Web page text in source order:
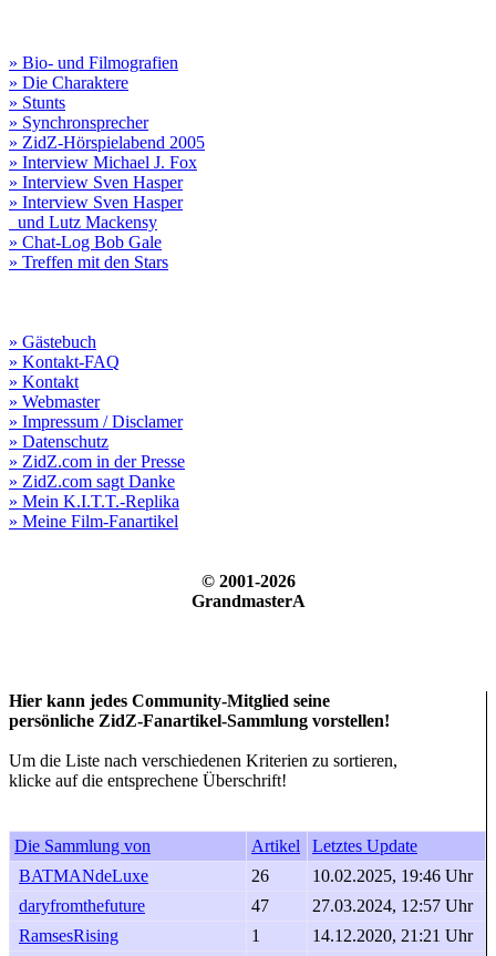
» Bio- und Filmografien
» Die Charaktere
» Stunts
» Synchronsprecher
» ZidZ-Hörspielabend 2005
» Interview Michael J. Fox
» Interview Sven Hasper
» Interview Sven Hasper
und Lutz Mackensy
» Chat-Log Bob Gale
» Treffen mit den Stars
» Gästebuch
» Kontakt-FAQ
» Kontakt
» Webmaster
» Impressum / Disclamer
» Datenschutz
» ZidZ.com in der Presse
» ZidZ.com sagt Danke
» Mein K.I.T.T.-Replika
» Meine Film-Fanartikel
© 2001-2026
GrandmasterA
Hier kann jedes Community-Mitglied seine
persönliche ZidZ-Fanartikel-Sammlung vorstellen!
Um die Liste nach verschiedenen Kriterien zu sortieren,
klicke auf die entsprechene Überschrift!
Die Sammlung von Artikel
Letztes Update
BATMANdeLuxe
26
10.02.2025, 19:46 Uhr
daryfromthefuture
47
27.03.2024, 12:57 Uhr
RamsesRising
1 14.12.2020, 21:21 Uhr